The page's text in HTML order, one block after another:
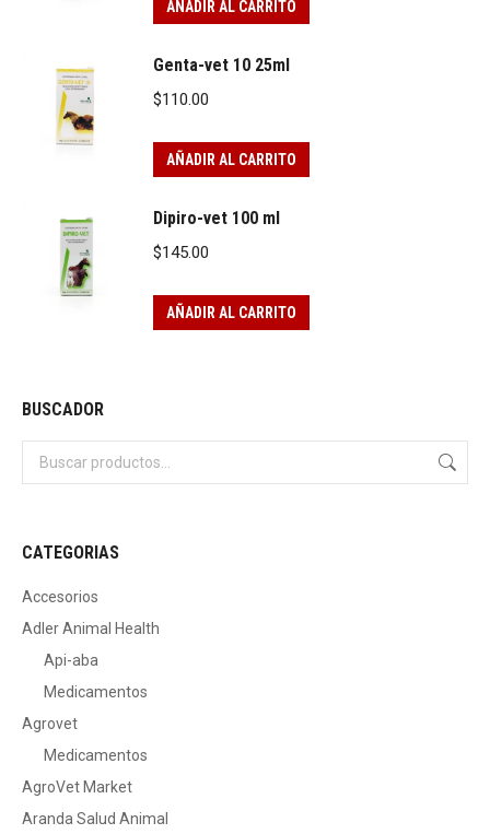
AÑADIR AL CARRITO
Genta-vet 10 25ml
$110.00
AÑADIR AL CARRITO
Dipiro-vet 100 ml
$145.00
AÑADIR AL CARRITO
BUSCADOR
CATEGORIAS
Accesorios
Adler Animal Health
Api-aba
Medicamentos
Agrovet
Medicamentos
AgroVet Market
Aranda Salud Animal